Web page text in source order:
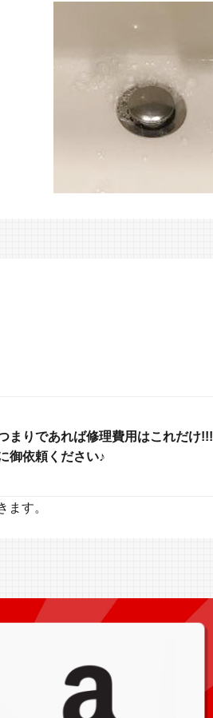
まりであれば修理費用はこれだけ!!!
御依頼ください♪
す。